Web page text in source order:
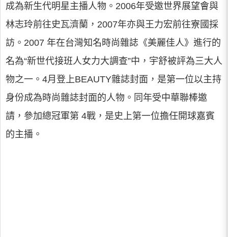
成為新生代明星主播人物。2006年受邀世界展望會與
林志玲前往史瓦濟蘭，2007年亦與王力宏前往寮國採
訪。2007 年在台灣知名時尚雜誌《美麗佳人》進行的
名為“新世代接班人女力大調查”中，宇舒被評為三大人
物之一。4月登上BEAUTY雜誌封面，是第一位以主持
身份成為時尚雜誌封面的人物。同年受中華聯棒邀
請，參加總冠軍第 4戰，是史上第一位擔任開球嘉賓
的主播。